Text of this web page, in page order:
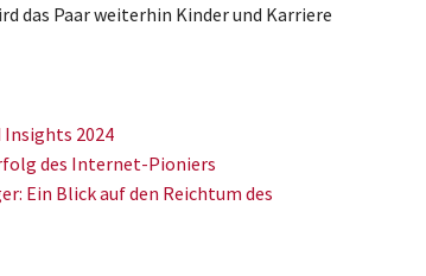
das Paar weiterhin Kinder und Karriere
2024
des Internet-Pioniers
Ein Blick auf den Reichtum des